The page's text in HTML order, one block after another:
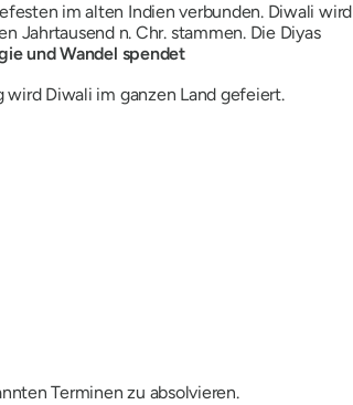
im alten Indien verbunden. Diwali wird
Jahrtausend n. Chr. stammen. Die Diyas
und Wandel spendet
wird Diwali im ganzen Land gefeiert.
Terminen zu absolvieren.